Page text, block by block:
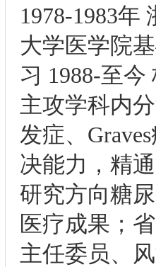
1978-1983年
大学医学院
习 1988-至
主攻学科内
发症、
决能力，精
研究方向糖
医疗成果；
主任委员、